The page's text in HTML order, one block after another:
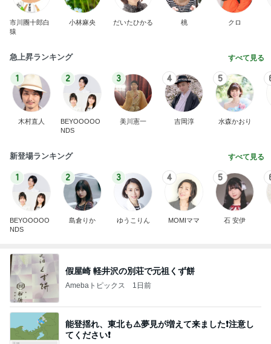
市川團十郎白
猿
小林麻央 だいたひかる 桃 クロ
急上昇ランキング すべて見る
1
木村直人
2
BEYOOOOO
NDS
3
美川憲一
4
吉岡淳
5
水森かおり
新登場ランキング すべて見る
1
BEYOOOOO
NDS
2
島倉りか
3
ゆうこりん
4
MOMIママ
5
石 安伊
假屋崎 軽井沢の別荘で元祖くず餅
Amebaトピックス 1日前
能登揺れ、東北も⚠️夢見が増えて来ました❗️注意し
てください❗️